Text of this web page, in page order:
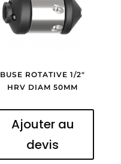
BUSE ROTATIVE 1/2″
HRV DIAM 50MM
Ajouter au
devis